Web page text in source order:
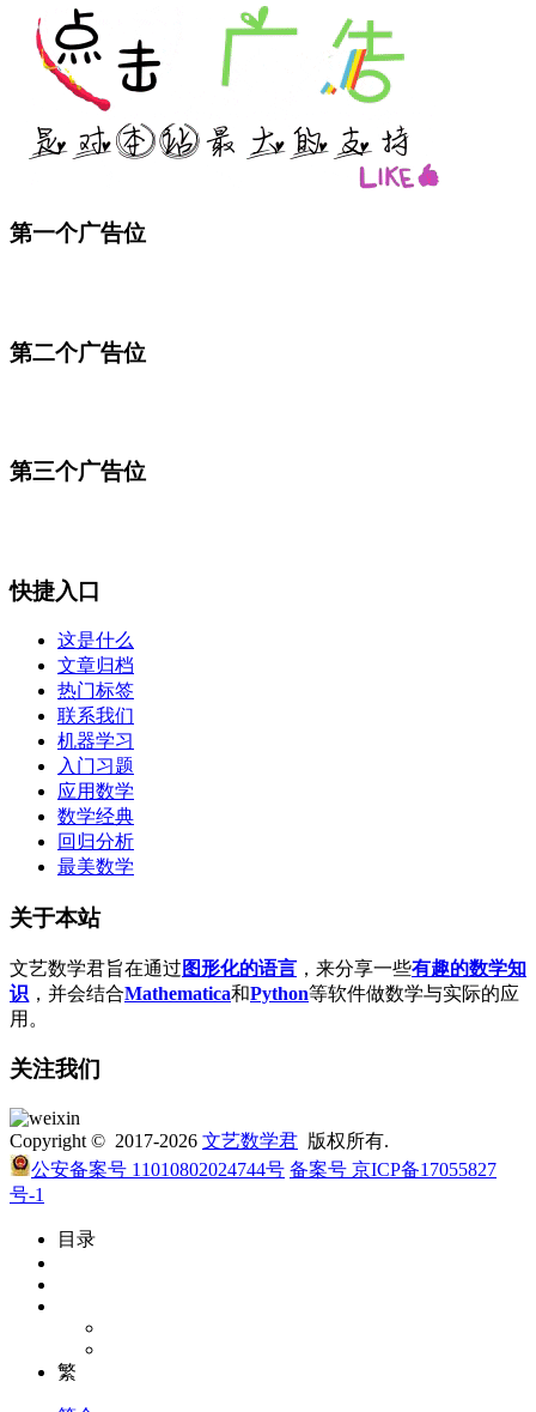
第一个广告位
第二个广告位
第三个广告位
快捷入口
这是什么
文章归档
热门标签
联系我们
机器学习
入门习题
应用数学
数学经典
回归分析
最美数学
关于本站
文艺数学君旨在通过 图形化的语言 ，来分享一些有趣的数学知
识 ，并会结合Mathematica和Python等软件做数学与实际的应
用。
关注我们
Copyright © 2017-2026 文艺数学君 版权所有.
公安备案号 11010802024744号 备案号 京ICP备17055827
号-1
目录
繁